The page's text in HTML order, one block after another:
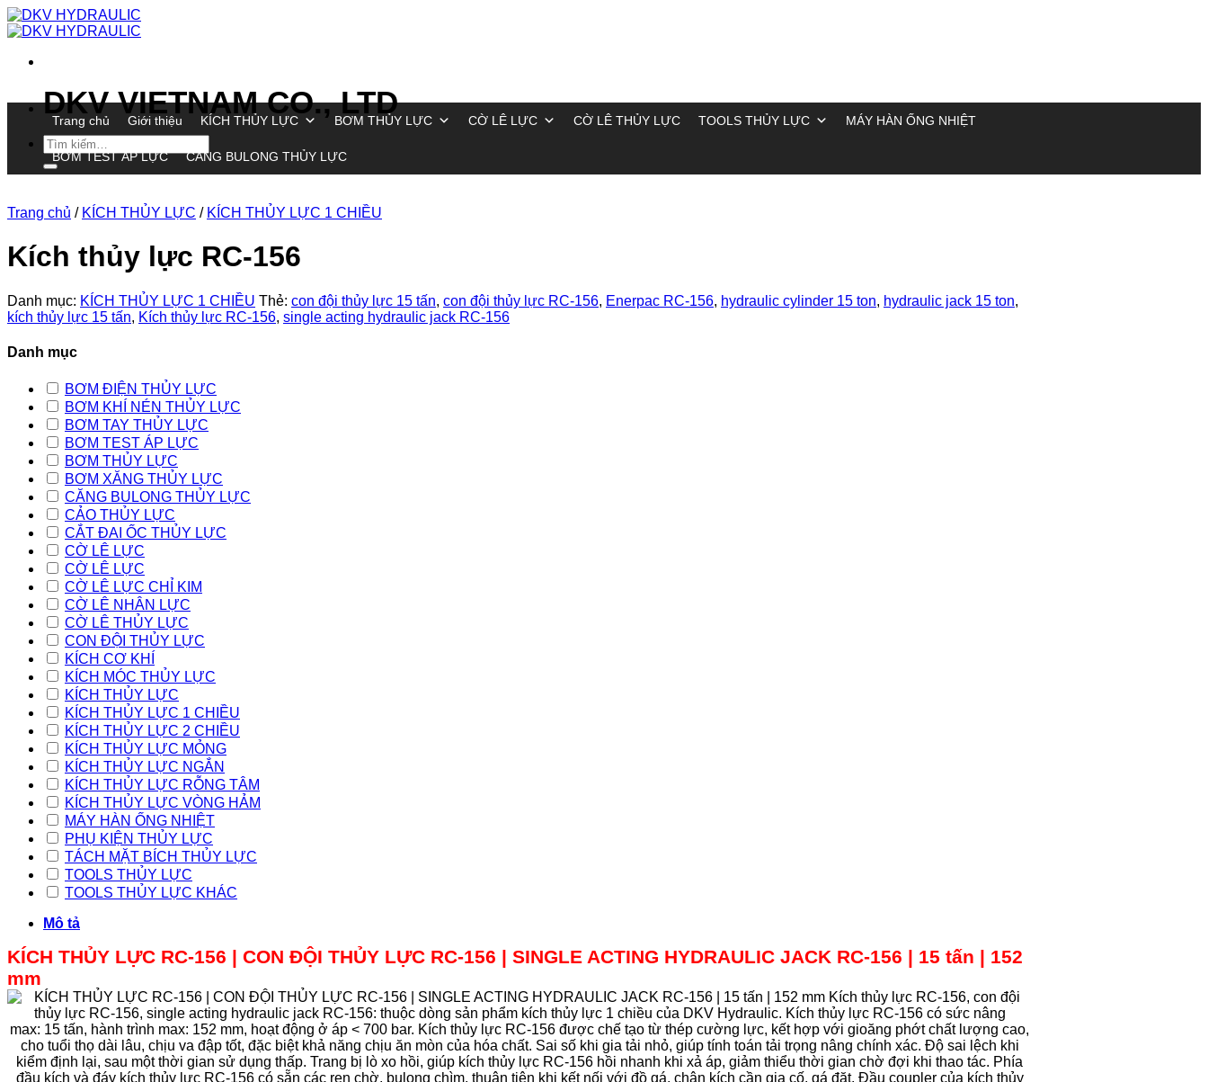
Chuyển
đến
dung
DKV VIETNAM CO., LTD
Tìm
kiếm:
Trang chủ Giới thiệu KÍCH THỦY LỰC BƠM THỦY LỰC CỜ LÊ LỰC CỜ LÊ THỦY LỰC TOOLS THỦY LỰC MÁY HÀN ỐNG NHIỆT
BƠM TEST ÁP LỰC CĂNG BULONG THỦY LỰC
Trang chủ / KÍCH THỦY LỰC / KÍCH THỦY LỰC 1 CHIỀU
Kích thủy lực RC-156
Danh mục: KÍCH THỦY LỰC 1 CHIỀU Thẻ: con đội thủy lực 15 tấn, con đội thủy lực RC-156, Enerpac RC-156, hydraulic cylinder 15 ton, hydraulic jack 15 ton,
kích thủy lực 15 tấn, Kích thủy lực RC-156, single acting hydraulic jack RC-156
Danh mục
BƠM ĐIỆN THỦY LỰC
BƠM KHÍ NÉN THỦY LỰC
BƠM TAY THỦY LỰC
BƠM TEST ÁP LỰC
BƠM THỦY LỰC
BƠM XĂNG THỦY LỰC
CĂNG BULONG THỦY LỰC
CẢO THỦY LỰC
CẮT ĐAI ỐC THỦY LỰC
CỜ LÊ LỰC
CỜ LÊ LỰC
CỜ LÊ LỰC CHỈ KIM
CỜ LÊ NHÂN LỰC
CỜ LÊ THỦY LỰC
CON ĐỘI THỦY LỰC
KÍCH CƠ KHÍ
KÍCH MÓC THỦY LỰC
KÍCH THỦY LỰC
KÍCH THỦY LỰC 1 CHIỀU
KÍCH THỦY LỰC 2 CHIỀU
KÍCH THỦY LỰC MỎNG
KÍCH THỦY LỰC NGẮN
KÍCH THỦY LỰC RỖNG TÂM
KÍCH THỦY LỰC VÒNG HẢM
MÁY HÀN ỐNG NHIỆT
PHỤ KIỆN THỦY LỰC
TÁCH MẶT BÍCH THỦY LỰC
TOOLS THỦY LỰC
TOOLS THỦY LỰC KHÁC
Mô tả
KÍCH THỦY LỰC RC-156 | CON ĐỘI THỦY LỰC RC-156 | SINGLE ACTING HYDRAULIC JACK RC-156 | 15 tấn | 152
mm